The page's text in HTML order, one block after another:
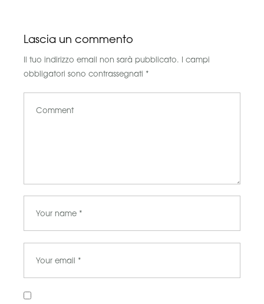
Lascia un commento
Il tuo indirizzo email non sarà pubblicato. I campi
obbligatori sono contrassegnati *